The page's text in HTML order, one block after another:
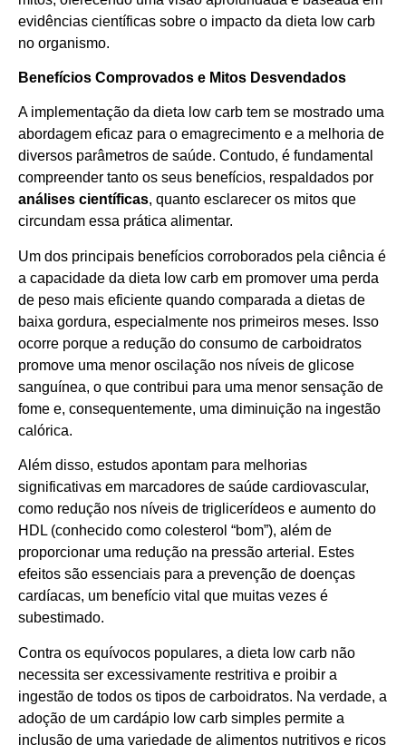
evidências científicas sobre o impacto da dieta low carb
no organismo.
Benefícios Comprovados e Mitos Desvendados
A implementação da dieta low carb tem se mostrado uma
abordagem eficaz para o emagrecimento e a melhoria de
diversos parâmetros de saúde. Contudo, é fundamental
compreender tanto os seus benefícios, respaldados por
análises científicas, quanto esclarecer os mitos que
circundam essa prática alimentar.
Um dos principais benefícios corroborados pela ciência é
a capacidade da dieta low carb em promover uma perda
de peso mais eficiente quando comparada a dietas de
baixa gordura, especialmente nos primeiros meses. Isso
ocorre porque a redução do consumo de carboidratos
promove uma menor oscilação nos níveis de glicose
sanguínea, o que contribui para uma menor sensação de
fome e, consequentemente, uma diminuição na ingestão
calórica.
Além disso, estudos apontam para melhorias
significativas em marcadores de saúde cardiovascular,
como redução nos níveis de triglicerídeos e aumento do
HDL (conhecido como colesterol “bom”), além de
proporcionar uma redução na pressão arterial. Estes
efeitos são essenciais para a prevenção de doenças
cardíacas, um benefício vital que muitas vezes é
subestimado.
Contra os equívocos populares, a dieta low carb não
necessita ser excessivamente restritiva e proibir a
ingestão de todos os tipos de carboidratos. Na verdade, a
adoção de um cardápio low carb simples permite a
inclusão de uma variedade de alimentos nutritivos e ricos